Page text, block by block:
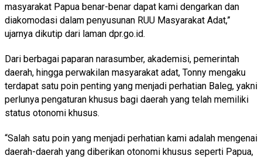
masyarakat Papua benar-benar dapat kami dengarkan dan
diakomodasi dalam penyusunan RUU Masyarakat Adat,”
ujarnya dikutip dari laman dpr.go.id.
Dari berbagai paparan narasumber, akademisi, pemerintah
daerah, hingga perwakilan masyarakat adat, Tonny mengaku
terdapat satu poin penting yang menjadi perhatian Baleg, yakni
perlunya pengaturan khusus bagi daerah yang telah memiliki
status otonomi khusus.
“Salah satu poin yang menjadi perhatian kami adalah mengenai
daerah-daerah yang diberikan otonomi khusus seperti Papua,